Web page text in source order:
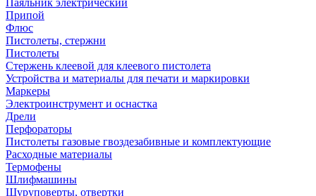
Паяльник электрический
Припой
Флюс
Пистолеты, стержни
Пистолеты
Стержень клеевой для клеевого пистолета
Устройства и материалы для печати и маркировки
Маркеры
Электроинструмент и оснастка
Дрели
Перфораторы
Пистолеты газовые гвоздезабивные и комплектующие
Расходные материалы
Термофены
Шлифмашины
Шуруповерты, отвертки